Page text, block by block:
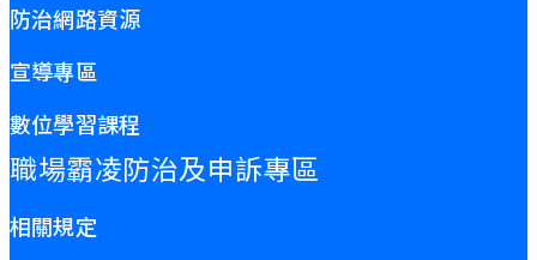
防治網路資源
宣導專區
數位學習課程
職場霸凌防治及申訴專區
相關規定